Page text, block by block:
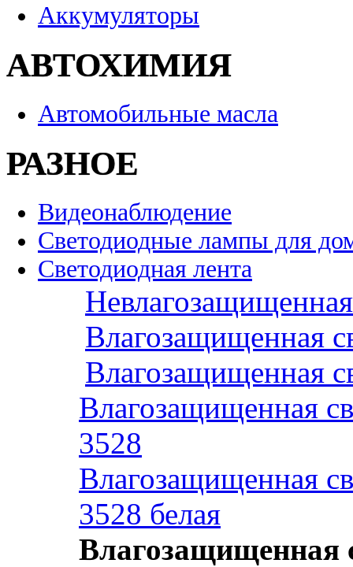
Аккумуляторы
АВТОХИМИЯ
Автомобильные масла
РАЗНОЕ
Видеонаблюдение
Светодиодные лампы для
Светодиодная лента
Влагозащищенная
Влагозащищенная
Влагозащищенная
3528
Влагозащищенная
3528 белая
Влагозащищенная